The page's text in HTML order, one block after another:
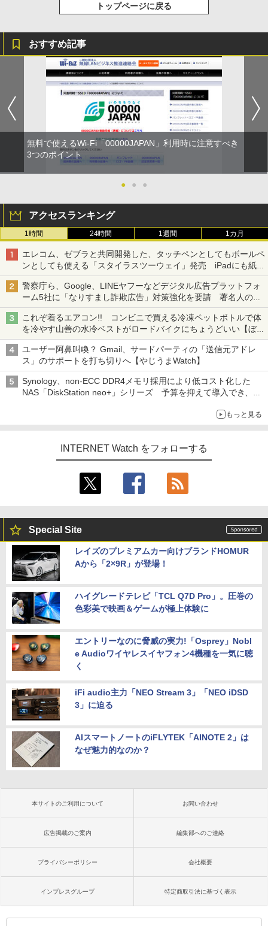
トップページに戻る
おすすめ記事
無料で使えるWi-Fi「00000JAPAN」利用時に注意すべき
3つのポイント
● ● ●
アクセスランキング
1時間 24時間 1週間 1カ月
エレコム、ゼブラと共同開発した、タッチペンとしてもボールペ
ンとしても使える「スタイラスツーウェイ」発売 iPadにも紙に
も、持ち替えずに書き込める
警察庁ら、Google、LINEヤフーなどデジタル広告プラットフォ
ーム5社に「なりすまし詐欺広告」対策強化を要請 著名人の写
真や映像を使った投資詐欺などへの対策として
これぞ着るエアコン!! コンビニで買える冷凍ペットボトルで体
を冷やす山善の水冷ベストがロードバイクにちょうどいい【ぼっ
ち・ざ・ろーど！その14】【空いた時間でなにしてる？】
ユーザー阿鼻叫喚？ Gmail、サードパーティの「送信元アドレ
ス」のサポートを打ち切りへ【やじうまWatch】
Synology、non-ECC DDR4メモリ採用により低コスト化した
NAS「DiskStation neo+」シリーズ 予算を抑えて導入でき、
もっと見る
INTERNET Watch をフォローする
Special Site
レイズのプレミアムカー向けブランドHOMUR
Aから「2×9R」が登場！
ハイグレードテレビ「TCL Q7D Pro」。圧巻の
色彩美で映画＆ゲームが極上体験に
エントリーなのに脅威の実力!「Osprey」Nobl
e Audioワイヤレスイヤフォン4機種を一気に聴
く
iFi audio主力「NEO Stream 3」「NEO iDSD
3」に迫る
AIスマートノートのiFLYTEK「AINOTE 2」は
なぜ魅力的なのか？
本サイトのご利用について お問い合わせ
広告掲載のご案内 編集部へのご連絡
プライバシーポリシー 会社概要
インプレスグループ 特定商取引法に基づく表示